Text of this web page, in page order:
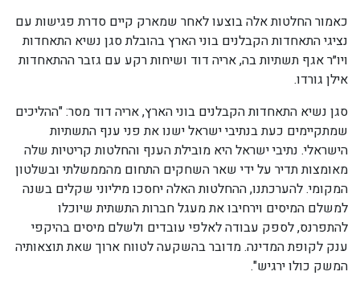
כאמור החלטות אלה בוצעו לאחר שמארק קיים סדרת פגישות עם
נציגי התאחדות הקבלנים בוני הארץ בהובלת סגן נשיא התאחדות
ויו״ר אגף תשתיות בה, אריה דוד ושיחות רקע עם גזבר ההתאחדות
אילן גורדו.
סגן נשיא התאחדות הקבלנים בוני הארץ, אריה דוד מסר: "ההליכים
שמתקיימים כעת בנתיבי ישראל ישנו את פני ענף התשתיות
הישראלי. נתיבי ישראל היא מובילת הענף והחלטות קריטיות שלה
מאומצות תדיר על ידי שאר השחקים התחום מהממשלתי ובשלטון
המקומי. להערכתנו, ההחלטות האלה יחסכו מיליוני שקלים בשנה
למשלם המיסים וירחיבו את מעגל חברות התשתית שיוכלו
להתפרנס, לספק עבודה לאלפי עובדים ולשלם מיסים בהיקפי
ענק לקופת המדינה. מדובר בהשקעה לטווח ארוך שאת תוצאותיה
המשק כולו ירגיש".